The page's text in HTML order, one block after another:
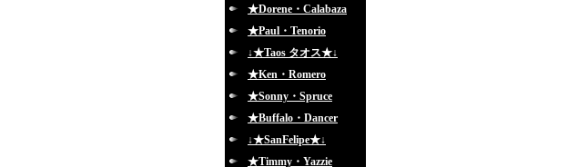
★Dorene・Calabaza
★Paul・Tenorio
↓★Taos タオス★↓
★Ken・Romero
★Sonny・Spruce
★Buffalo・Dancer
↓★SanFelipe★↓
★Timmy・Yazzie